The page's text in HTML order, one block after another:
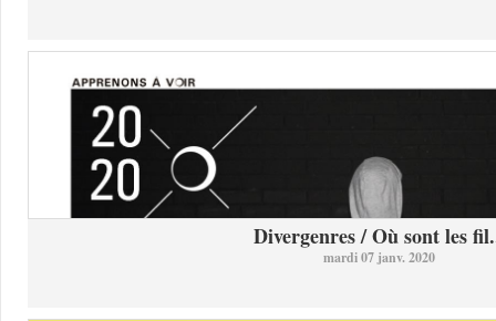
Divergenres / Où sont les
mardi 07 janv. 2020